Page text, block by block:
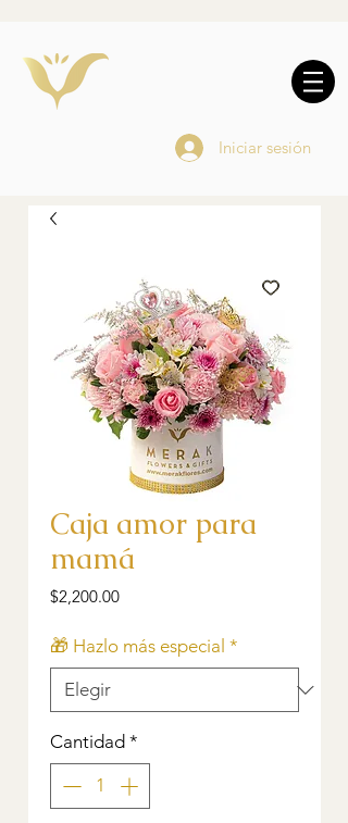
10% DE REGALO EN
ONLINE
Iniciar sesión
Caja amor para
mamá
$2,200.00Precio
🎁 Hazlo más especial *
Cantidad *